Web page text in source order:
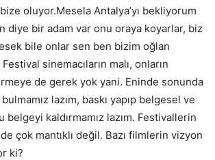
oluyor.Mesela Antalya’yı bekliyorum
diye bir adam var onu oraya koyarlar, biz
bile onlar sen ben bizim oğlan
sinemacıların malı, onların
de gerek yok yani. Eninde sonunda
lazım, baskı yapıp belgesel ve
belgeyi kaldırmamız lazım. Festivallerin
çok mantıklı değil. Bazı filmlerin vizyon
ki?